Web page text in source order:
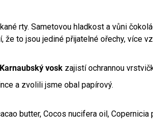
rty. Sametovou hladkost a vůni
že to jsou jediné přijatelné ořechy, více
vosk zajistí ochrannou
a zvolili jsme obal papírový.
butter, Cocos nucifera oil, Copernicia